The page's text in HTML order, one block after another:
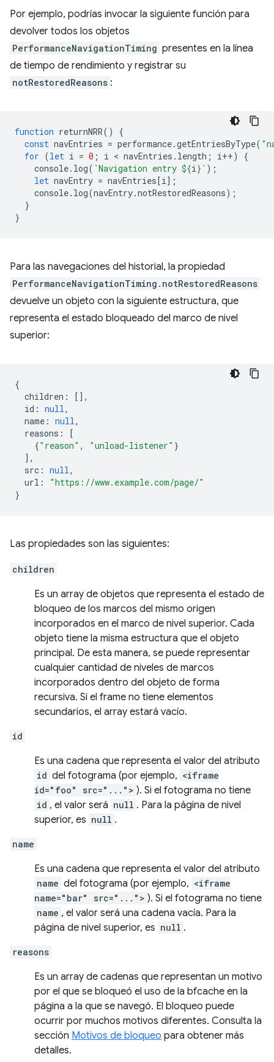
Por ejemplo, podrías invocar la siguiente función para
devolver todos los objetos
PerformanceNavigationTiming presentes en la línea
de tiempo de rendimiento y registrar su
notRestoredReasons :
function returnNRR()
{
const navEntries = performance.getEntriesByType(
for (let i = 0 ; i < navEntries . length ; i++)
{
console. log( `Navigation entry ${i} ` );
let navEntry = navEntries[i];
console. log(navEntry.notRestoredReasons);
}
}
Para las navegaciones del historial, la propiedad
PerformanceNavigationTiming.notRestoredReasons
devuelve un objeto con la siguiente estructura, que
representa el estado bloqueado del marco de nivel
superior:
{
children :
[],
id : null,
name : null,
reasons :
[
{"reason" , "unload-listener" }
],
src : null,
url :
"https://www.example.com/page/"
}
Las propiedades son las siguientes:
children
Es un array de objetos que representa el estado de
bloqueo de los marcos del mismo origen
incorporados en el marco de nivel superior. Cada
objeto tiene la misma estructura que el objeto
principal. De esta manera, se puede representar
cualquier cantidad de niveles de marcos
incorporados dentro del objeto de forma
recursiva. Si el frame no tiene elementos
secundarios, el array estará vacío.
id
Es una cadena que representa el valor del atributo
id del fotograma (por ejemplo, <iframe
id="foo" src="..."> ). Si el fotograma no tiene
id , el valor será null . Para la página de nivel
superior, es null .
name
Es una cadena que representa el valor del atributo
name del fotograma (por ejemplo, <iframe
name="bar" src="..."> ). Si el fotograma no tiene
name , el valor será una cadena vacía. Para la
página de nivel superior, es null .
reasons
Es un array de cadenas que representan un motivo
por el que se bloqueó el uso de la bfcache en la
página a la que se navegó. El bloqueo puede
ocurrir por muchos motivos diferentes. Consulta la
sección Motivos de bloqueo para obtener más
detalles.